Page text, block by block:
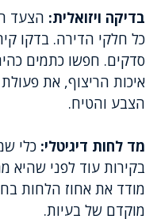
בדיקה ויזואלית: הצעד
כל חלקי הדירה. בדקו
סדקים. חפשו כתמים
איכות הריצוף, את
הצבע והטיח.
מד לחות דיגיטלי: כלי
בקירות עוד לפני שהיא
מודד את אחוז הלחות
מוקדם של בעיות.